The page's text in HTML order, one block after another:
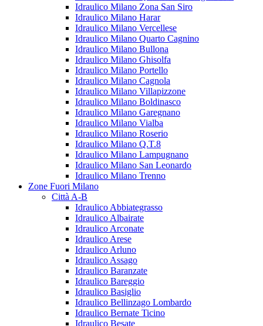
Idraulico Milano Zona San Siro
Idraulico Milano Harar
Idraulico Milano Vercellese
Idraulico Milano Quarto Cagnino
Idraulico Milano Bullona
Idraulico Milano Ghisolfa
Idraulico Milano Portello
Idraulico Milano Cagnola
Idraulico Milano Villapizzone
Idraulico Milano Boldinasco
Idraulico Milano Garegnano
Idraulico Milano Vialba
Idraulico Milano Roserio
Idraulico Milano Q.T.8
Idraulico Milano Lampugnano
Idraulico Milano San Leonardo
Idraulico Milano Trenno
Zone Fuori Milano
Città A-B
Idraulico Abbiategrasso
Idraulico Albairate
Idraulico Arconate
Idraulico Arese
Idraulico Arluno
Idraulico Assago
Idraulico Baranzate
Idraulico Bareggio
Idraulico Basiglio
Idraulico Bellinzago Lombardo
Idraulico Bernate Ticino
Idraulico Besate